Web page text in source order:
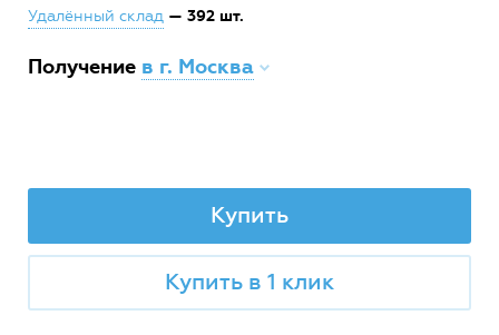
Удалённый склад — 392 шт.
Получение в г. Москва
Купить
Купить в 1 клик